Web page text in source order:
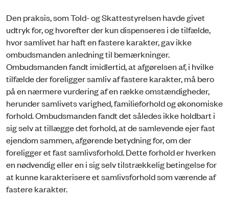
Den praksis, som Told- og Skattestyrelsen havde givet
udtryk for, og hvorefter der kun dispenseres i de tilfælde,
hvor samlivet har haft en fastere karakter, gav ikke
ombudsmanden anledning til bemærkninger.
Ombudsmanden fandt imidlertid, at afgørelsen af, i hvilke
tilfælde der foreligger samliv af fastere karakter, må bero
på en nærmere vurdering af en række omstændigheder,
herunder samlivets varighed, familieforhold og økonomiske
forhold. Ombudsmanden fandt det således ikke holdbart i
sig selv at tillægge det forhold, at de samlevende ejer fast
ejendom sammen, afgørende betydning for, om der
foreligger et fast samlivsforhold. Dette forhold er hverken
en nødvendig eller en i sig selv tilstrækkelig betingelse for
at kunne karakterisere et samlivsforhold som værende af
fastere karakter.